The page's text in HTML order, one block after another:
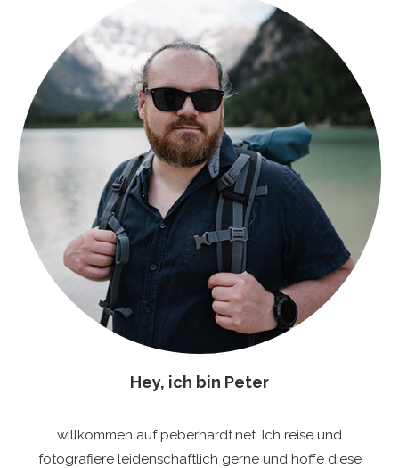
Hey, ich bin Peter
willkommen auf peberhardt.net. Ich reise und
fotografiere leidenschaftlich gerne und hoffe diese